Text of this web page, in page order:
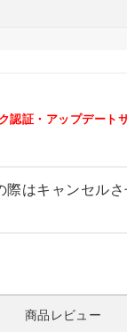
証・アップデート
はキャンセル
商品レビュー